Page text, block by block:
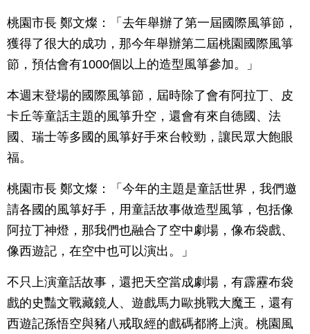
桃園市長 鄭文燦：「去年舉辦了第一屆國際風箏節，
獲得了很大的成功，那今年舉辦第二屆桃園國際風箏
節，預估會有1000個以上的造型風箏參加。」
本週末登場的國際風箏節，屆時除了會有阿拉丁、皮
卡丘等童話主題的風箏升空，還會有來自德國、法
國、瑞士等多國的風箏好手來台較勁，讓民眾大飽眼
福。
桃園市長 鄭文燦：「今年的主題是童話世界，我們邀
請各國的風箏好手，用童話故事做造型風箏，包括像
阿拉丁神燈，那我們也融合了空中劇場，像布袋戲、
像西遊記，在空中也可以演出。」
不只上演童話故事，還把天空當成劇場，有霹靂布袋
戲的史豔文戰藏鏡人、遊戲馬力歐挑戰大魔王，還有
西遊記孫悟空與豬八戒取經的戲碼都將上演。桃園風